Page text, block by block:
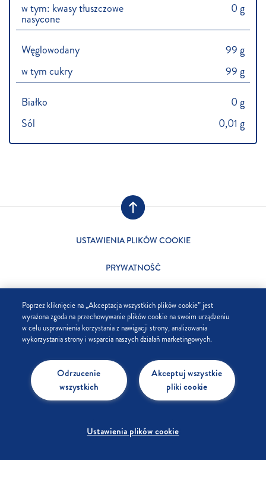
w tym: kwasy tłuszczowe
nasycone
0 g
Węglowodany
99 g
w tym cukry
99 g
Białko
0 g
Sól
0,01 g
USTAWIENIA PLIKÓW COOKIE
PRYWATNOŚĆ
FIRMA
KONTAKT
Poprzez kliknięcie na „Akceptacja wszystkich plików cookie” jest
wyrażona zgoda na przechowywanie plików cookie na swoim urządzeniu
w celu usprawnienia korzystania z nawigacji strony, analizowania
wykorzystania strony i wsparcia naszych działań marketingowych.
Akceptuj wszystkie
pliki cookie
Odrzucenie
wszystkich
Ustawienia plików cookie